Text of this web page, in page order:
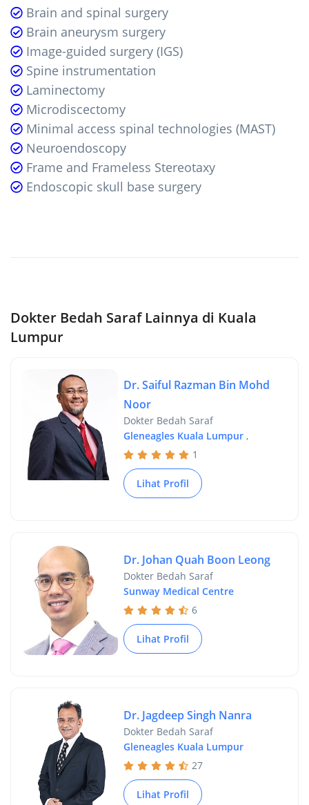
Brain and spinal surgery
Brain aneurysm surgery
Image-guided surgery (IGS)
Spine instrumentation
Laminectomy
Microdiscectomy
Minimal access spinal technologies (MAST)
Neuroendoscopy
Frame and Frameless Stereotaxy
Endoscopic skull base surgery
Dokter Bedah Saraf Lainnya di Kuala
Lumpur
Dr. Saiful Razman Bin Mohd
Noor
Dokter Bedah Saraf
Gleneagles Kuala Lumpur,
1
Lihat Profil
Dr. Johan Quah Boon Leong
Dokter Bedah Saraf
Sunway Medical Centre
6
Lihat Profil
Dr. Jagdeep Singh Nanra
Dokter Bedah Saraf
Gleneagles Kuala Lumpur
27
Lihat Profil